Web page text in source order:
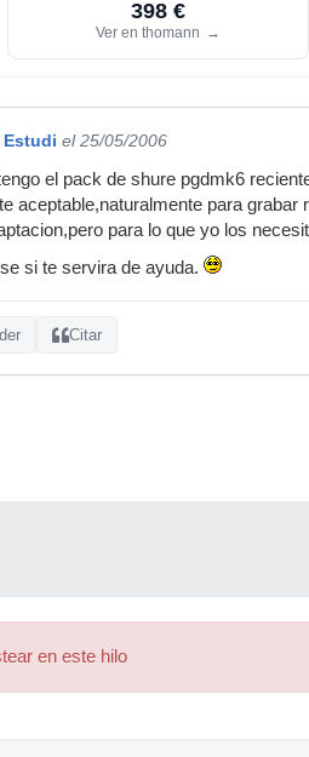
398 €
Ver en thomann →
Estudi el 25/05/2006
el pack de shure pgdmk6
aceptable,naturalmente para
para lo que yo los
si te servira de ayuda.
Citar
en este hilo